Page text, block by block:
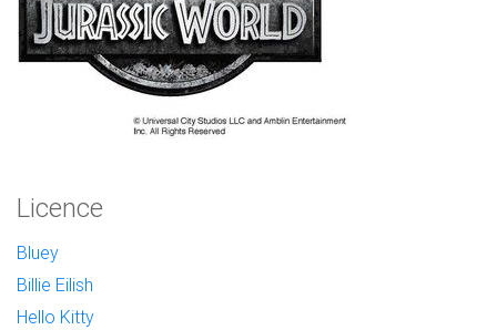
Licence
Bluey
Billie Eilish
Hello Kitty